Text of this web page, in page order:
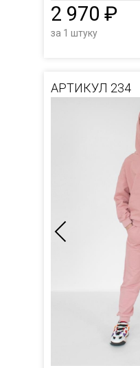
2 970 ₽
за 1 штуку
АРТИКУЛ 234